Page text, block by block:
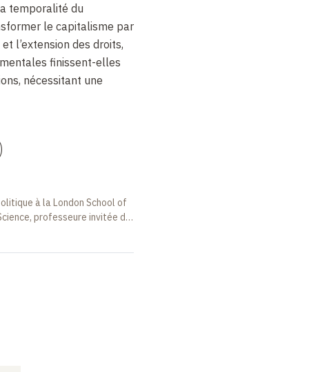
temporalité du
le capitalisme par
l’extension des droits,
finissent-elles
nécessitant une
à la London School of
professeure invitée du